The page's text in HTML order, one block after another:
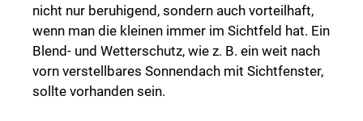
nicht nur beruhigend, sondern auch vorteilhaft,
wenn man die kleinen immer im Sichtfeld hat. Ein
Blend- und Wetterschutz, wie z. B. ein weit nach
vorn verstellbares Sonnendach mit Sichtfenster,
sollte vorhanden sein.